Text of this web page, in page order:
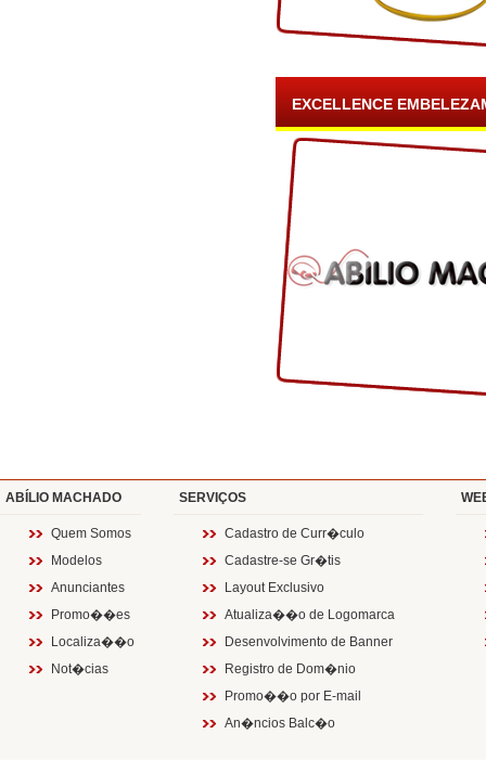
EXCELLENCE
ABÍLIO MACHADO
Quem Somos
Modelos
Anunciantes
Promo��es
Localiza��o
Not�cias
SERVIÇOS
Cadastro de Curr�culo
Cadastre-se Gr�tis
Layout Exclusivo
Atualiza��o de Logomarca
Desenvolvimento de Banner
Registro de Dom�nio
Promo��o por E-mail
An�ncios Balc�o